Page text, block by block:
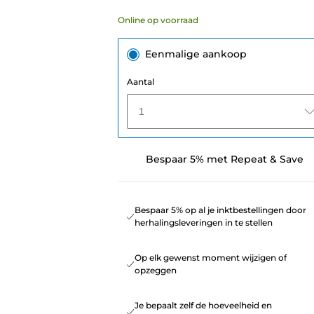
Online op voorraad
Eenmalige aankoop
Aantal
1
Bespaar 5% met Repeat & Save
Bespaar 5% op al je inktbestellingen door
herhalingsleveringen in te stellen
Op elk gewenst moment wijzigen of
opzeggen
Je bepaalt zelf de hoeveelheid en